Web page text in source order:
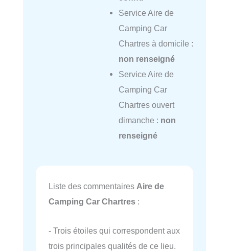
Service Aire de
Camping Car
Chartres à domicile :
non renseigné
Service Aire de
Camping Car
Chartres ouvert
dimanche : non
renseigné
Liste des commentaires Aire de
Camping Car Chartres :
- Trois étoiles qui correspondent aux
trois principales qualités de ce lieu.